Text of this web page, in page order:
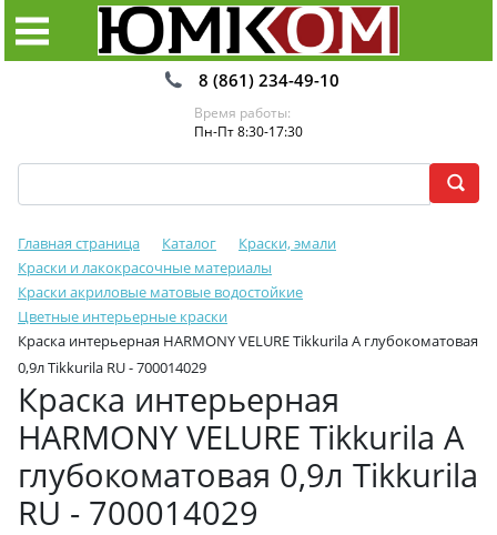
8 (861) 234-49-10
Время работы:
Пн-Пт 8:30-17:30
Главная страница Каталог
Краски, эмали
Краски и лакокрасочные материалы
Краски акриловые матовые водостойкие
Цветные интерьерные краски
Краска интерьерная HARMONY VELURE Tikkurila A глубокоматовая
0,9л Tikkurila RU - 700014029
Краска интерьерная
HARMONY VELURE Tikkurila A
глубокоматовая 0,9л Tikkurila
RU - 700014029